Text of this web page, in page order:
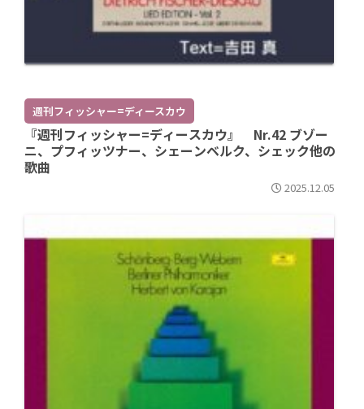
週刊フィッシャー=ディースカウ
『週刊フィッシャー=ディースカウ』 Nr.42 ブゾー
ニ、プフィッツナー、シェーンベルク、シェック他の
歌曲
2025.12.05